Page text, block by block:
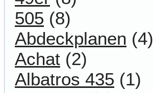
505 (8)
Abdeckplanen (4)
Achat (2)
Albatros 435 (1)